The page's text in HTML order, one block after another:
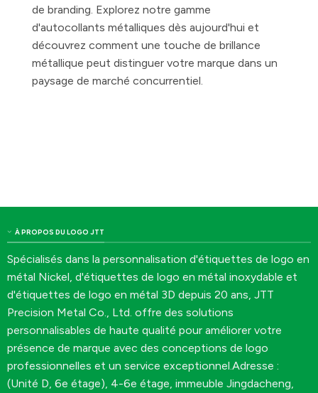
de branding. Explorez notre gamme
d'autocollants métalliques dès aujourd'hui et
découvrez comment une touche de brillance
métallique peut distinguer votre marque dans un
paysage de marché concurrentiel.
À PROPOS DU LOGO JTT
Spécialisés dans la personnalisation d'étiquettes de logo en
métal Nickel, d'étiquettes de logo en métal inoxydable et
d'étiquettes de logo en métal 3D depuis 20 ans, JTT
Precision Metal Co., Ltd. offre des solutions
personnalisables de haute qualité pour améliorer votre
présence de marque avec des conceptions de logo
professionnelles et un service exceptionnel.Adresse :
(Unité D, 6e étage), 4-6e étage, immeuble Jingdacheng,